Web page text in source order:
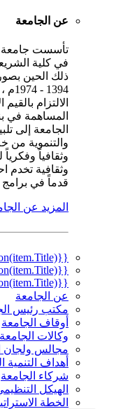
عن الجامعة
تأسست جامعة
ذلك الحين
الالتزام
المساهمة في
الجامعة إلى
والتنموية من
وثقافياً
وثقافية تخدم
قدماً في برامج
المزيد عن
{{mmc.getCurrentTranslation(item.Title)}}
{{mmc.getCurrentTranslation(item.Title)}}
{{mmc.getCurrentTranslation(item.Title)}}
عن الجامعة
مكتب رئيس
أوقاف الجامعة
وكالات
مجالس ولجان
أهداف التنمية
شركاء الجامعة
الهيكل
الخطة